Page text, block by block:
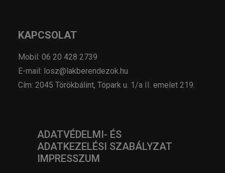
KAPCSOLAT
Mobil: 06 20 428 2739
E-mail: losz@lakberendezok.hu
Cím: 2045 Törökbálint, Tópark u. 1/a II. emelet 219.
ADATVÉDELMI- ÉS
ADATKEZELÉSI SZABÁLYZAT
IMPRESSZUM